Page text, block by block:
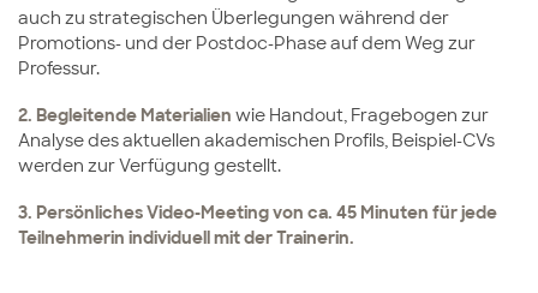
auch zu strategischen Überlegungen während der
Promotions- und der Postdoc-Phase auf dem Weg zur
Professur.
2. Begleitende Materialien wie Handout, Fragebogen zur
Analyse des aktuellen akademischen Profils, Beispiel-CVs
werden zur Verfügung gestellt.
3. Persönliches Video-Meeting von ca. 45 Minuten für jede
Teilnehmerin individuell mit der Trainerin.